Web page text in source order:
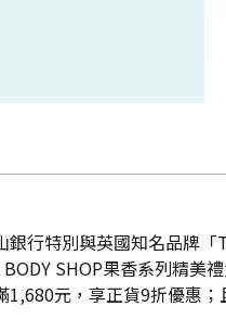
行特別與英國知名品牌
SHOP果香系列精美
元，享正貨9折優惠